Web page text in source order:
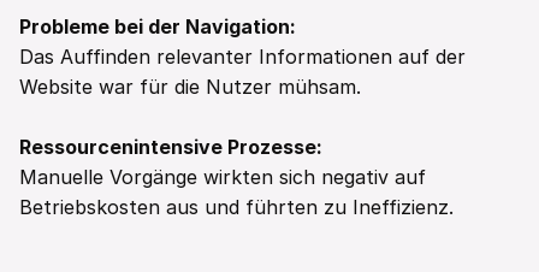
Probleme bei der Navigation:
Das Auffinden relevanter Informationen auf der
Website war für die Nutzer mühsam.
Ressourcenintensive Prozesse:
Manuelle Vorgänge wirkten sich negativ auf
Betriebskosten aus und führten zu Ineffizienz.